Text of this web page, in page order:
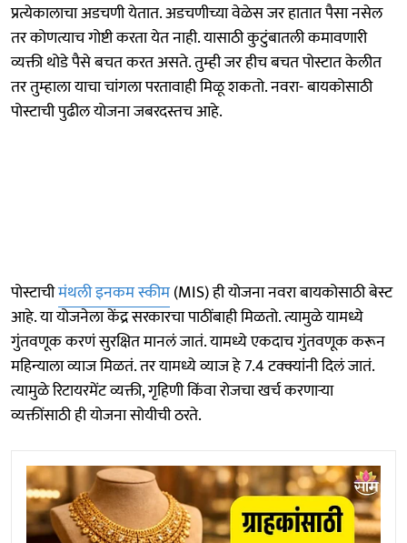
प्रत्येकालाचा अडचणी येतात. अडचणीच्या वेळेस जर हातात पैसा नसेल
तर कोणत्याच गोष्टी करता येत नाही. यासाठी कुटुंबातली कमावणारी
व्यक्ती थोडे पैसे बचत करत असते. तुम्ही जर हीच बचत पोस्टात केलीत
तर तुम्हाला याचा चांगला परतावाही मिळू शकतो. नवरा- बायकोसाठी
पोस्टाची पुढील योजना जबरदस्तच आहे.
पोस्टाचीमंथली इनकम स्कीम(MIS) ही योजना नवरा बायकोसाठी बेस्ट
आहे. या योजनेला केंद्र सरकारचा पाठींबाही मिळतो. त्यामुळे यामध्ये
गुंतवणूक करणं सुरक्षित मानलं जातं. यामध्ये एकदाच गुंतवणूक करून
महिन्याला व्याज मिळतं. तर यामध्ये व्याज हे 7.4 टक्क्यांनी दिलं जातं.
त्यामुळे रिटायरमेंट व्यक्ती, गृहिणी किंवा रोजचा खर्च करणाऱ्या
व्यक्तींसाठी ही योजना सोयीची ठरते.